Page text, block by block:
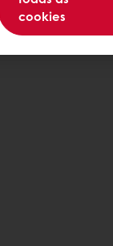
cookies